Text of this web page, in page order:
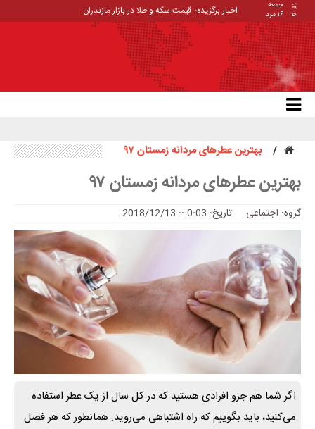
۱۴۰۵
جمعه
۱۶ مرد
اخبار برگزیده: _
بهترین عطر‌های مردانه زمستان ۹۷
بهترین عطر‌های مردانه زمستان ۹۷
گروه: اجتماعی تاریخ: 0:03 :: 2018/12/13
اگر شما هم جزو افرادی هستید که در کل سال از یک عطر استفاده
می‌کنید، باید بگوییم که راه اشتباهی می‌روید. همانطور که هر فصل